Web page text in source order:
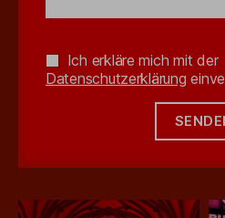
Ich erkläre mich mit der
Datenschutzerklärung